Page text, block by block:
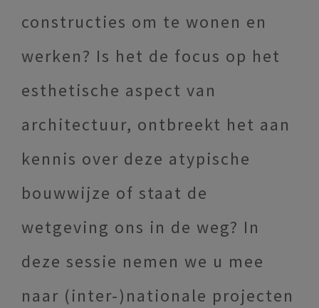
constructies om te wonen en
werken? Is het de focus op het
esthetische aspect van
architectuur, ontbreekt het aan
kennis over deze atypische
bouwwijze of staat de
wetgeving ons in de weg? In
deze sessie nemen we u mee
naar (inter-)nationale projecten